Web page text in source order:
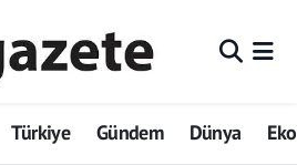
Türkiye Gündem Dünya